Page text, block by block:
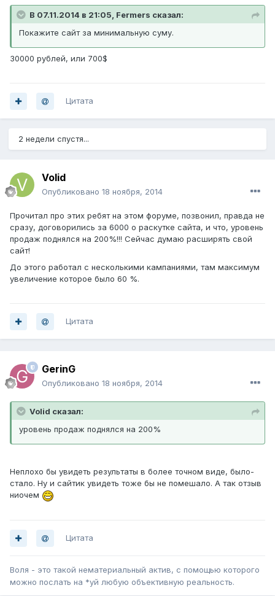
В 07.11.2014 в 21:05, Fermers сказал:
Покажите сайт за минимальную суму.
30000 рублей, или 700$
Цитата
2 недели спустя...
Volid
Опубликовано 18 ноября, 2014
Прочитал про этих ребят на этом форуме, позвонил, правда не
сразу, договорились за 6000 о раскутке сайта, и что, уровень
продаж поднялся на 200%!!! Сейчас думаю расширять свой
сайт!
До этого работал с несколькими кампаниями, там максимум
увеличение которое было 60 %.
Цитата
GerinG
Опубликовано 18 ноября, 2014
Volid сказал:
уровень продаж поднялся на 200%
Неплохо бы увидеть результаты в более точном виде, было-
стало. Ну и сайтик увидеть тоже бы не помешало. А так отзыв
ниочем
Цитата
Воля - это такой нематериальный актив, с помощью которого
можно послать на *уй любую объективную реальность.